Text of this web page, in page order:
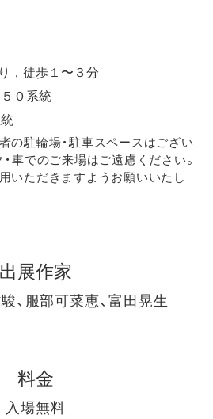
，徒歩１〜３分
０系統
の駐輪場・駐車スペースはござい
車でのご来場はご遠慮ください。
いただきますようお願いいたし
出展作家
、服部可菜恵、富田晃生
料金
入場無料